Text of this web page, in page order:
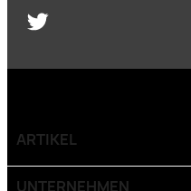
ARTIKEL
UNTERNEHMEN